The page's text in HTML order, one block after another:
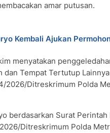
amar putusan.
Kembali Ajukan
menyatakan
dan Tempat Tertutup
2026/Ditreskrimum Polda
berdasarkan Surat
Ditreskrimum Polda